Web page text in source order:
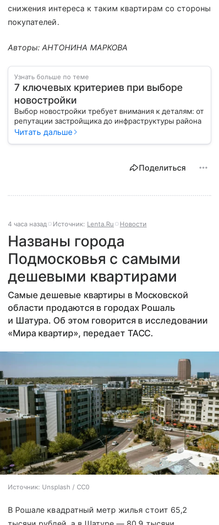
снижения интереса к таким квартирам со стороны
покупателей.
Авторы: АНТОНИНА МАРКОВА
Узнать больше по теме
7 ключевых критериев при выборе
новостройки
Выбор новостройки требует внимания к деталям: от
репутации застройщика до инфраструктуры района
Читать дальше
Поделиться
4 часа назад Источник: Lenta.Ru Новости
Названы города
Подмосковья с самыми
дешевыми квартирами
Самые дешевые квартиры в Московской
области продаются в городах Рошаль
и Шатура. Об этом говорится в исследовании
«Мира квартир», передает ТАСС.
Источник: Unsplash / CC0
В Рошале квадратный метр жилья стоит 65,2